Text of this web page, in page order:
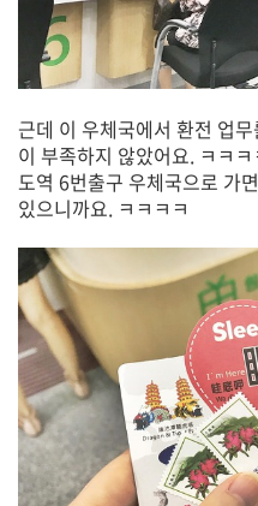
근데 이 우체국에서 환전 업
이 부족하지 않았어요. ㅋㅋ
도역 6번출구 우체국으로 가
있으니까요. ㅋㅋㅋㅋ